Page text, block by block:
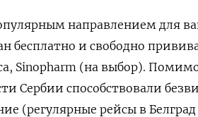
направлением для
бесплатно и свободно
Sinopharm (на выбор).
Сербии способствовали
(регулярные рейсы в